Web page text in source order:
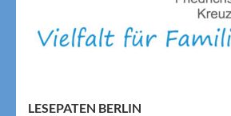
LESEPATEN BERLIN